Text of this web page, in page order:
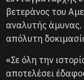
βετεράνος του
αναλυτής
απόλυτη
«Σε όλη την
αποτελέσει